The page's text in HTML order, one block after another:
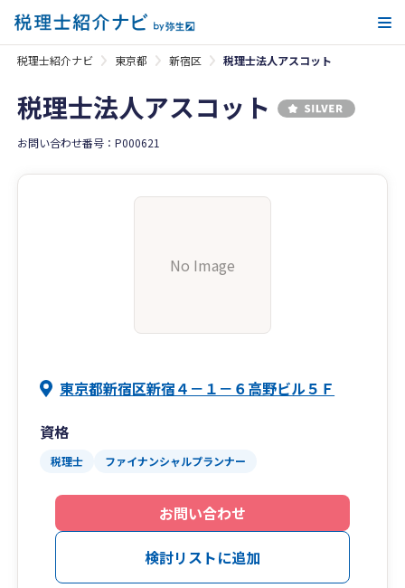
税理士紹介ナビ 東京都 新宿区 税理士法人アスコット
税理士法人アスコット
お問い合わせ番号：P000621
No Image
東京都新宿区新宿４－１－６高野ビル５Ｆ
資格
税理士 ファイナンシャルプランナー
お問い合わせ
検討リストに追加